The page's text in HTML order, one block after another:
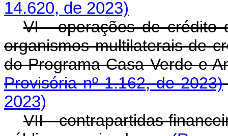
14.620, de 2023)
VI - operações de crédito
organismos multilaterais de
do Programa Casa Verde
Provisória nº 1.162, de 2023)
2023)
VII - contrapartidas